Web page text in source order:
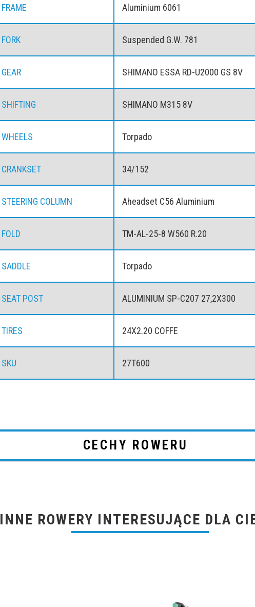
FRAME Aluminium 6061
FORK Suspended G.W. 781
GEAR SHIMANO ESSA RD-U2000 GS 8V
SHIFTING SHIMANO M315 8V
WHEELS Torpado
CRANKSET 34/152
STEERING COLUMN Aheadset C56 Aluminium
FOLD TM-AL-25-8 W560 R.20
SADDLE Torpado
SEAT POST ALUMINIUM SP-C207 27,2X300
TIRES 24X2.20 COFFE
SKU 27T600
CECHY ROWERU
INNE ROWERY INTERESUJĄCE DLA